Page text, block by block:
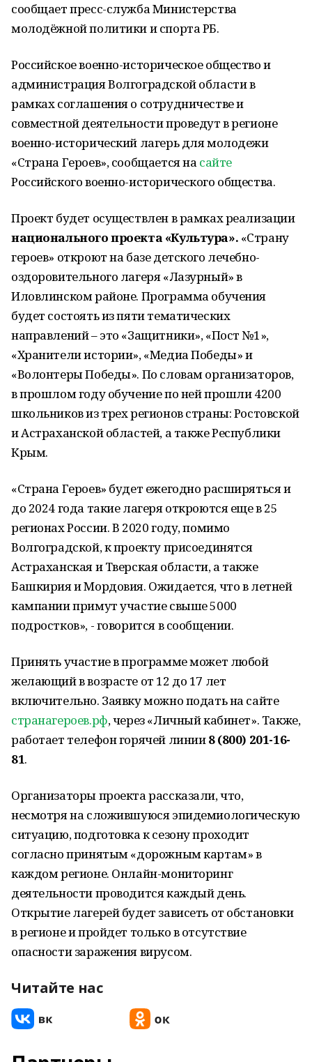
сообщает пресс-служба Министерства
молодёжной политики и спорта РБ.
Российское военно-историческое общество и
администрация Волгоградской области в
рамках соглашения о сотрудничестве и
совместной деятельности проведут в регионе
военно-исторический лагерь для молодежи
«Страна Героев», сообщается на сайте
Российского военно-исторического общества.
Проект будет осуществлен в рамках реализации
национального проекта «Культура». «Страну
героев» откроют на базе детского лечебно-
оздоровительного лагеря «Лазурный» в
Иловлинском районе. Программа обучения
будет состоять из пяти тематических
направлений – это «Защитники», «Пост №1»,
«Хранители истории», «Медиа Победы» и
«Волонтеры Победы». По словам организаторов,
в прошлом году обучение по ней прошли 4200
школьников из трех регионов страны: Ростовской
и Астраханской областей, а также Республики
Крым.
«Страна Героев» будет ежегодно расширяться и
до 2024 года такие лагеря откроются еще в 25
регионах России. В 2020 году, помимо
Волгоградской, к проекту присоединятся
Астраханская и Тверская области, а также
Башкирия и Мордовия. Ожидается, что в летней
кампании примут участие свыше 5000
подростков», - говорится в сообщении.
Принять участие в программе может любой
желающий в возрасте от 12 до 17 лет
включительно. Заявку можно подать на сайте
странагероев.рф, через «Личный кабинет». Также,
работает телефон горячей линии8 (800) 201-16-
81.
Организаторы проекта рассказали, что,
несмотря на сложившуюся эпидемиологическую
ситуацию, подготовка к сезону проходит
согласно принятым «дорожным картам» в
каждом регионе. Онлайн-мониторинг
деятельности проводится каждый день.
Открытие лагерей будет зависеть от обстановки
в регионе и пройдет только в отсутствие
опасности заражения вирусом.
Читайте нас